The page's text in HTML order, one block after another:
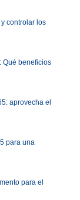
controlar los
Qué beneficios
aprovecha el
para una
para el